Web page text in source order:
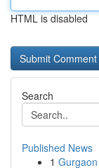
HTML is disabled
Search
Published News
1